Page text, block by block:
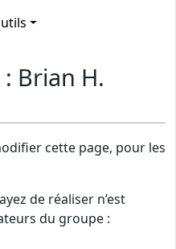
Brian H.
cette page, pour les
de réaliser n’est
du groupe :